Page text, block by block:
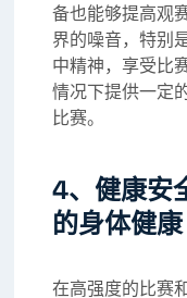
备也能够提高观
界的噪音，特别
中精神，享受比
情况下提供一定
比赛。
4、健康安
的身体健康
在高强度的比赛